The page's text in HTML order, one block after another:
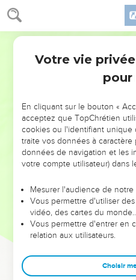
2 Corinthiens 4
Oui, nous le savons : Dieu
la mort. Il nous réveillera,
placera avec vous, auprès de
Tout ce qui arrive, c’est
puisque les bienfaits de Dieu
vous serez toujours plus
Vivre par la foi
C’est pourquoi nous ne
si notre corps s’use petit à
Oui, nos souffrances
de temps, mais elles nous
extraordinaire. Cette gloire
beaucoup plus grande que nos
Nous, nous ne cherchons
cherchons les choses qu’on
Votre vie
pour
En cliquant sur le bouton «
acceptez que TopChrétien
cookies ou l'identifiant unique
traite vos données à caractère
données de navigation et les
votre compte utilisateur) dans
Mesurer l'audience de notre
Vous permettre d'utiliser
vidéo, des cartes du
Vous permettre d'entrer en
relation aux utilisateurs.
Choisir